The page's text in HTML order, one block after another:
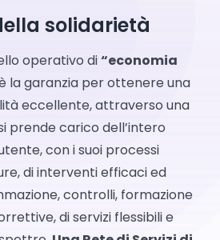
solidarietà
operativo di“economia
la garanzia per ottenere una
eccellente, attraverso una
prende carico dell’intero
con i suoi processi
di interventi efficaci ed
controlli, formazione
di servizi flessibili e